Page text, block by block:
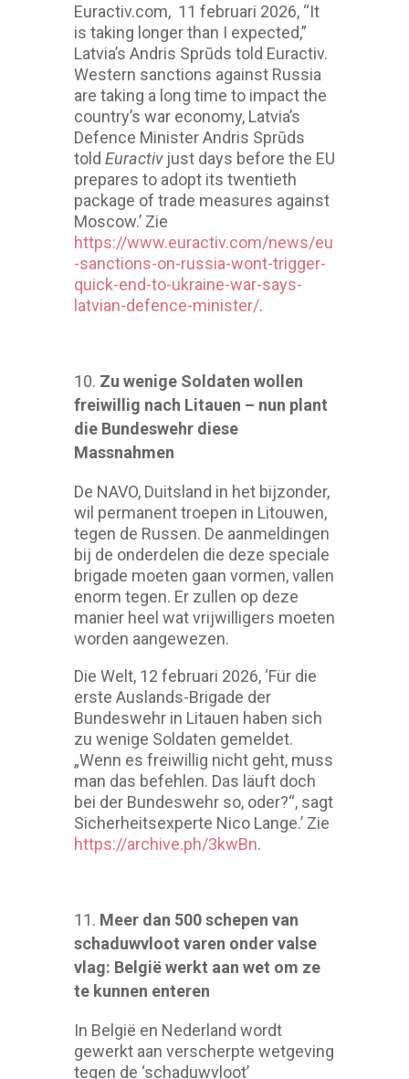
Euractiv.com, 11 februari 2026, “It
is taking longer than I expected,”
Latvia’s Andris Sprūds told Euractiv.
Western sanctions against Russia
are taking a long time to impact the
country’s war economy, Latvia’s
Defence Minister Andris Sprūds
told Euractiv just days before the EU
prepares to adopt its twentieth
package of trade measures against
Moscow.’ Zie
https://www.euractiv.com/news/eu
-sanctions-on-russia-wont-trigger-
quick-end-to-ukraine-war-says-
latvian-defence-minister/.
Zu wenige Soldaten wollen
freiwillig nach Litauen – nun plant
die Bundeswehr diese
Massnahmen
De NAVO, Duitsland in het bijzonder,
wil permanent troepen in Litouwen,
tegen de Russen. De aanmeldingen
bij de onderdelen die deze speciale
brigade moeten gaan vormen, vallen
enorm tegen. Er zullen op deze
manier heel wat vrijwilligers moeten
worden aangewezen.
Die Welt, 12 februari 2026, ‘Für die
erste Auslands-Brigade der
Bundeswehr in Litauen haben sich
zu wenige Soldaten gemeldet.
„Wenn es freiwillig nicht geht, muss
man das befehlen. Das läuft doch
bei der Bundeswehr so, oder?“, sagt
Sicherheitsexperte Nico Lange.’ Zie
https://archive.ph/3kwBn.
Meer dan 500 schepen van
schaduwvloot varen onder valse
vlag: België werkt aan wet om ze
te kunnen enteren
In België en Nederland wordt
gewerkt aan verscherpte wetgeving
tegen de ‘schaduwvloot’